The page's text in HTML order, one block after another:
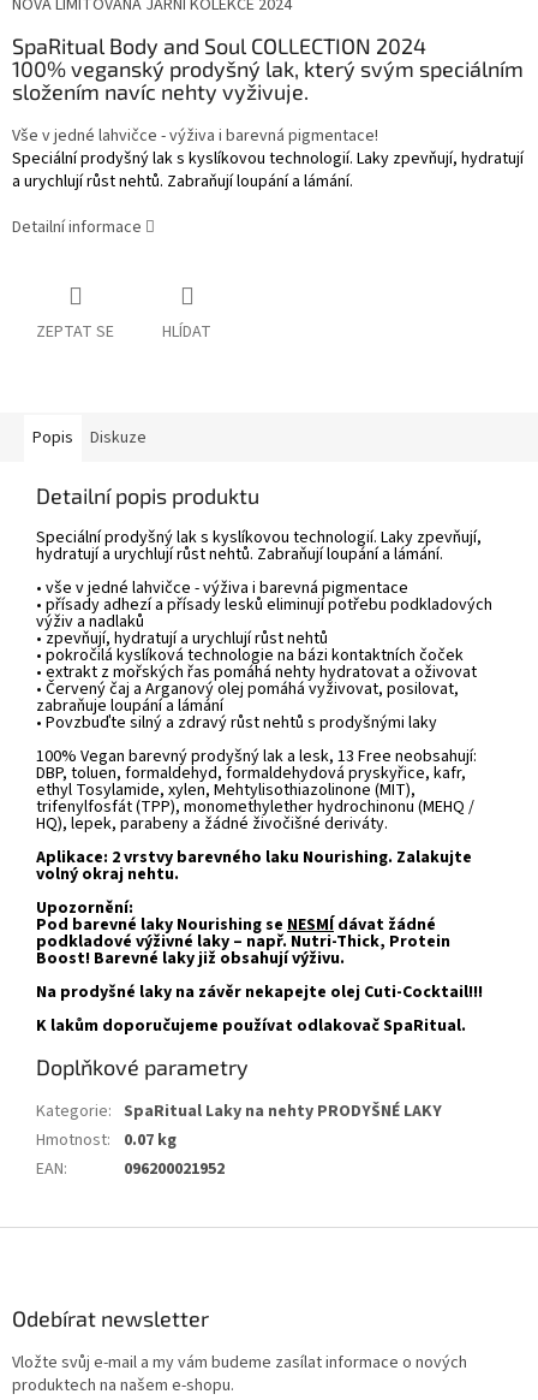
NOVÁLIMITOVANÁ JARNÍKOLEKCE 2024
SpaRitual Body and Soul COLLECTION 2024
100% veganský prodyšný lak, který svým speciálním
složením navíc nehty vyživuje.
Vše v jedné lahvičce - výživa i barevná pigmentace!
Speciální prodyšný lak s kyslíkovou technologií. Laky zpevňují, hydratují
a urychlují růst nehtů. Zabraňují loupání a lámání.
Detailní informace
ZEPTAT SE HLÍDAT
Popis Diskuze
Detailní popis produktu
Speciální prodyšný lak s kyslíkovou technologií. Laky zpevňují,
hydratují a urychlují růst nehtů. Zabraňují loupání a lámání.
• vše v jedné lahvičce - výživa i barevná pigmentace
• přísady adhezí a přísady lesků eliminují potřebu podkladových
výživ a nadlaků
• zpevňují, hydratují a urychlují růst nehtů
• pokročilá kyslíková technologie na bázi kontaktních čoček
• extrakt z mořských řas pomáhá nehty hydratovat a oživovat
• Červený čaj a Arganový olej pomáhá vyživovat, posilovat,
zabraňuje loupání a lámání
• Povzbuďte silný a zdravý růst nehtů s prodyšnými laky
100% Vegan barevný prodyšný lak a lesk, 13 Free neobsahují:
DBP, toluen, formaldehyd, formaldehydová pryskyřice, kafr,
ethyl Tosylamide, xylen, Mehtylisothiazolinone (MIT),
trifenylfosfát (TPP), monomethylether hydrochinonu (MEHQ /
HQ), lepek, parabeny a žádné živočišné deriváty.
Aplikace: 2 vrstvy barevného laku Nourishing. Zalakujte
volný okraj nehtu.
Upozornění:
Pod barevné laky Nourishing se NESMÍ dávat žádné
podkladové výživné laky – např. Nutri-Thick, Protein
Boost! Barevné laky již obsahují výživu.
Na prodyšné laky na závěr nekapejte olej Cuti-Cocktail!!!
K lakům doporučujeme používat odlakovač SpaRitual.
Doplňkové parametry
Kategorie: SpaRitual Laky na nehty PRODYŠNÉ LAKY
Hmotnost:
0.07 kg
EAN: 096200021952
Odebírat newsletter
Vložte svůj e-mail a my vám budeme zasílat informace o nových
produktech na našem e-shopu.